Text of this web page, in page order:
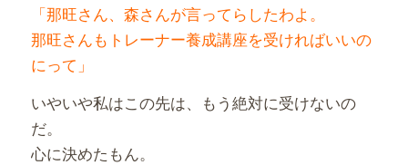
「那旺さん、森さんが言ってらしたわよ。
那旺さんもトレーナー養成講座を受ければいいの
にって」
いやいや私はこの先は、もう絶対に受けないの
だ。
心に決めたもん。